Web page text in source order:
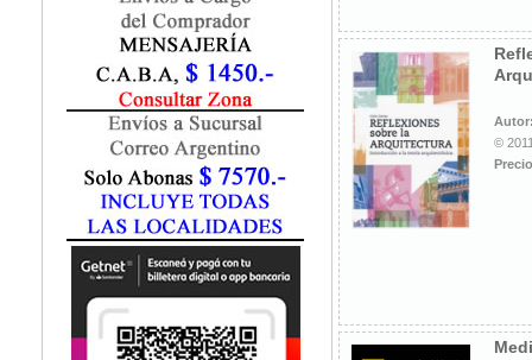
Marketing / Publicidad
Metodología Investigación
Negocios
Periodismo
Política
Programación
Psicología
Química
Recursos Humanos
Redes / LAN / WiFi
Sociología
©